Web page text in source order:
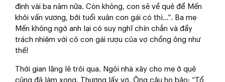
định vài ba năm nữa. Còn không, con sẽ về quê để Mến
khỏi vấn vương, bởi tuổi xuân con gái có thì…”. Ba mẹ
Mến không ngờ anh lại có suy nghĩ chín chắn và đầy
trách nhiệm với cô con gái rượu của vợ chồng ông như
thế!
Thời gian lặng lẽ trôi qua. Ngôi nhà xây cho mẹ ở quê
cũng đã làm xong. Thương lấy vợ. Ông cậu họ bảo: “Tổ